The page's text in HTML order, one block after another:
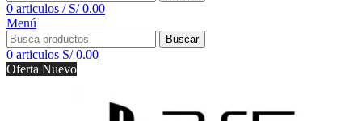
0 articulos / S/0.00
Menú
Buscar
0 articulos S/0.00
Oferta Nuevo